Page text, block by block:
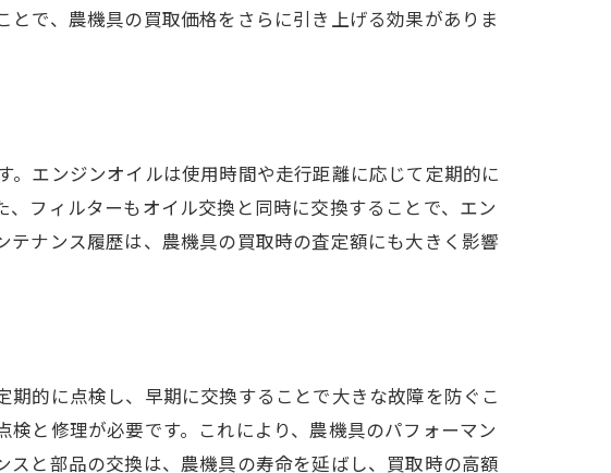
で、農機具の買取価格をさらに引き上げる効果がありま
エンジンオイルは使用時間や走行距離に応じて定期的に
フィルターもオイル交換と同時に交換することで、エン
ナンス履歴は、農機具の買取時の査定額にも大きく影響
的に点検し、早期に交換することで大きな故障を防ぐこ
と修理が必要です。これにより、農機具のパフォーマン
と部品の交換は、農機具の寿命を延ばし、買取時の高額